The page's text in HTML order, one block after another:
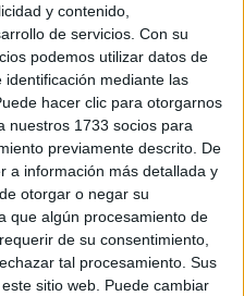
y contenido,
de servicios. Con su
podemos utilizar datos de
mediante las
hacer clic para otorgarnos
nuestros 1733 socios para
previamente descrito. De
a información más detallada y
otorgar o negar su
que algún procesamiento de
de su consentimiento,
tal procesamiento. Sus
sitio web. Puede cambiar
de su categoría y
francesas en octubre.
en un tiempo de 4
rápido de su categoría.
clasificarse para
del CD San Urbano fue
Durán quien tendrá que
ya que entró en
44 minutos y el 43º de su